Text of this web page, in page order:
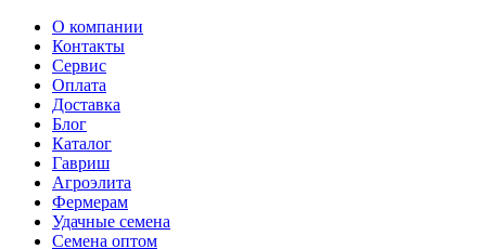
О компании
Контакты
Сервис
Оплата
Доставка
Блог
Каталог
Гавриш
Агроэлита
Фермерам
Удачные семена
Семена оптом